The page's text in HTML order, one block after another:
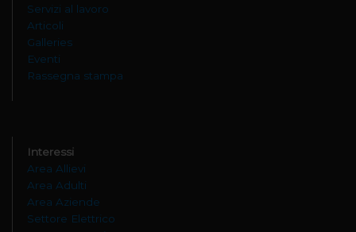
Servizi al lavoro
Articoli
Galleries
Eventi
Rassegna stampa
Interessi
Area Allievi
Area Adulti
Area Aziende
Settore Elettrico